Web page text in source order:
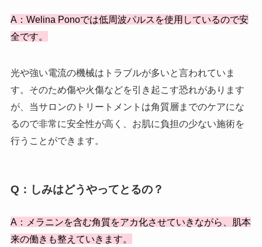
A：Welina Ponoでは低周波パルスを使用しているので安
全です。
光や強い電流の機械はトラブルが多いと言われていま
す。そのため傷や火傷などを引き起こす恐れがあります
が、当サロンのトリートメントは角質層までのケアにな
るので非常に安全性が高く、お肌に負担の少ない施術を
行うことができます。
Q：しみはどうやってとるの？
A：メラニンを含む角質をアカ化させていきながら、肌本
来の働きも整えていきます。